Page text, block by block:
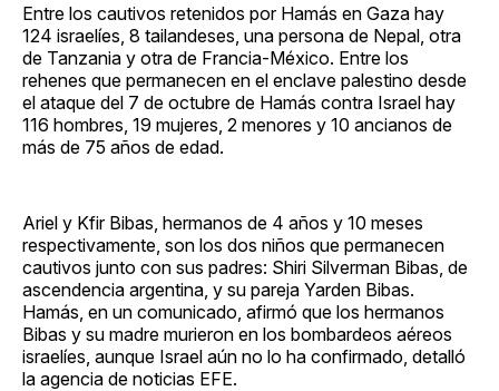
Entre los cautivos retenidos por Hamás en Gaza hay
124 israelíes, 8 tailandeses, una persona de Nepal, otra
de Tanzania y otra de Francia-México. Entre los
rehenes que permanecen en el enclave palestino desde
el ataque del 7 de octubre de Hamás contra Israel hay
116 hombres, 19 mujeres, 2 menores y 10 ancianos de
más de 75 años de edad.
Ariel y Kfir Bibas, hermanos de 4 años y 10 meses
respectivamente, son los dos niños que permanecen
cautivos junto con sus padres: Shiri Silverman Bibas, de
ascendencia argentina, y su pareja Yarden Bibas.
Hamás, en un comunicado, afirmó que los hermanos
Bibas y su madre murieron en los bombardeos aéreos
israelíes, aunque Israel aún no lo ha confirmado, detalló
la agencia de noticias EFE.